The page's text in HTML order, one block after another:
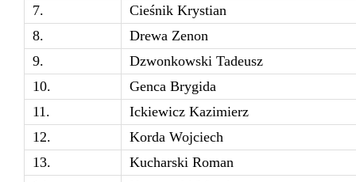
7.
Cieśnik Krystian
8.
Drewa Zenon
9.
Dzwonkowski Tadeusz
10.
Genca Brygida
11.
Ickiewicz Kazimierz
12.
Korda Wojciech
13.
Kucharski Roman